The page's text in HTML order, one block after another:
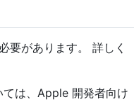
要があります。 詳しく
は、Apple 開発者向け